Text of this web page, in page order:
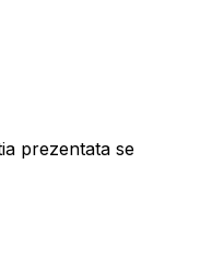
prezentata se